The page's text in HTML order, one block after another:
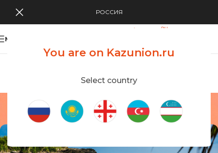
You are on Kazunion.ru
Select country
РОССИЯ
MENU
Indonesia, Bali
Home /Indonesia, Bali